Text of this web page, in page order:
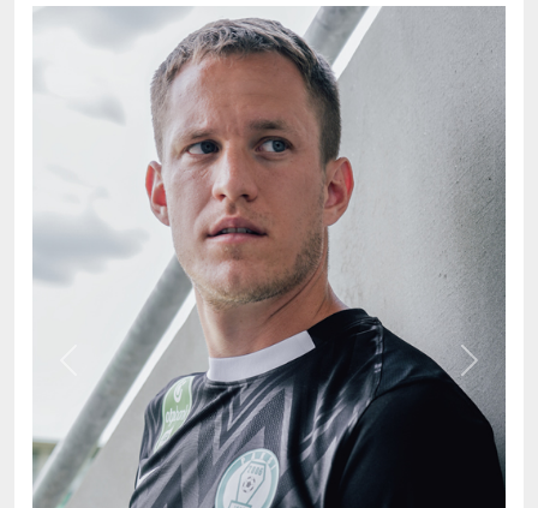
Next